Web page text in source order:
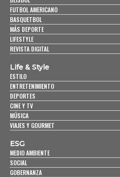
FUTBOL AMERICANO
BASQUETBOL
MÁS DEPORTE
LIFESTYLE
REVISTA DIGITAL
Life & Style
ESTILO
ENTRETENIMIENTO
DEPORTES
CINE Y TV
MÚSICA
VIAJES Y GOURMET
ESG
MEDIO AMBIENTE
SOCIAL
GOBERNANZA